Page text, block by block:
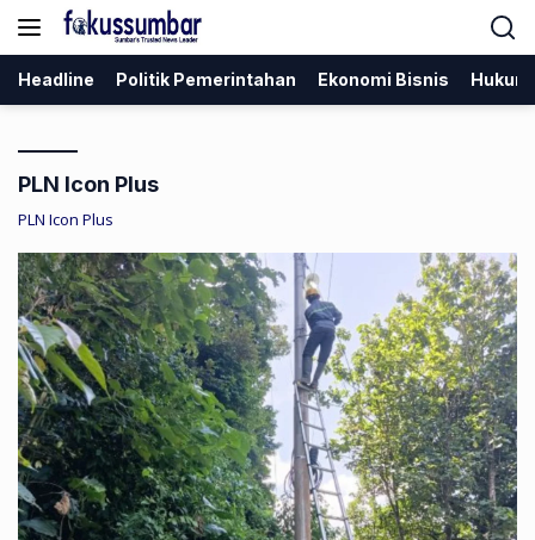
Langsung
Headline Politik Pemerintahan Ekonomi Bisnis Hukum
PLN Icon Plus
PLN Icon Plus